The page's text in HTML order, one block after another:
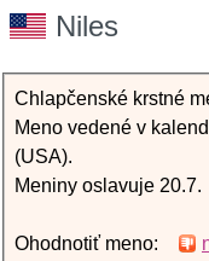
Niles
Chlapčenské krstné
Meno vedené v
(USA).
Meniny oslavuje 20.7.
Ohodnotiť meno: